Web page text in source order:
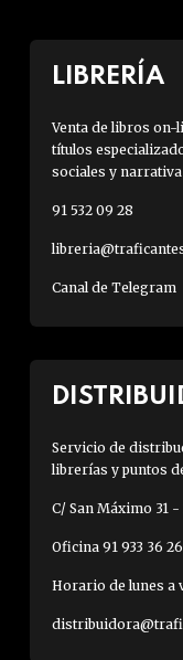
LIBRERÍA
Venta de libros on-
títulos
sociales y
91 532 09 28
Canal de Telegram
Servicio de
librerías y puntos
C/ San Máximo 31
Oficina 91 933 36 26
Horario de lunes a